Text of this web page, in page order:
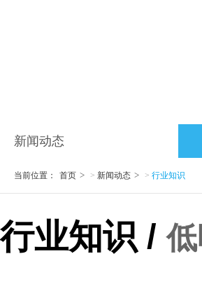
新闻动态
当前位置： 首页 > 新闻动态 > 行业知识
行业知识 /